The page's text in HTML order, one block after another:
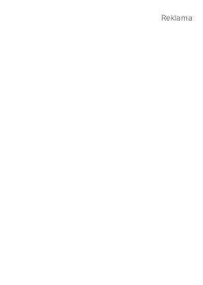
Reklama